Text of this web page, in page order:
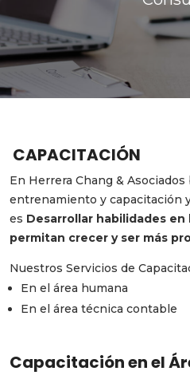
CAPACITACIÓN
En Herrera Chang &
entrenamiento y capacitación
es Desarrollar habilidades en
permitan crecer y ser más
Nuestros Servicios de
En el área humana
En el área técnica contable
Capacitación en el